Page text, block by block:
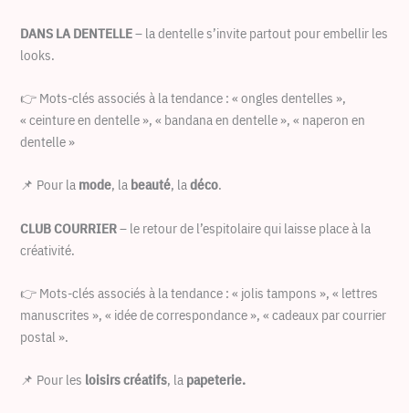
DANS LA DENTELLE– la dentelle s’invite partout pour embellir les
looks.
👉 Mots-clés associés à la tendance : « ongles dentelles »,
« ceinture en dentelle », « bandana en dentelle », « naperon en
dentelle »
📌 Pour la mode, la beauté, ladéco.
CLUB COURRIER– le retour de l’espitolaire qui laisse place à la
créativité.
👉 Mots-clés associés à la tendance : « jolis tampons », « lettres
manuscrites », « idée de correspondance », « cadeaux par courrier
postal ».
📌 Pour les loisirs créatifs, la papeterie.